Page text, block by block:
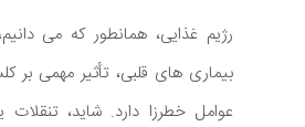
رژیم غذایی، همانطور که می
بیماری های قلبی، تأثیر مهمی بر
عوامل خطرزا دارد. شاید،